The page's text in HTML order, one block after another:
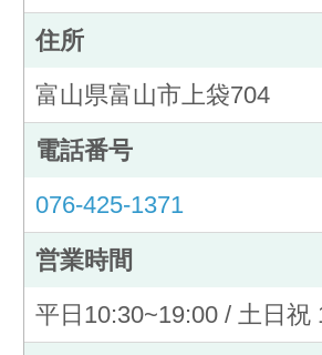
住所
富山県富山市上袋704
電話番号
076-425-1371
営業時間
平日10:30~19:00 / 土日祝